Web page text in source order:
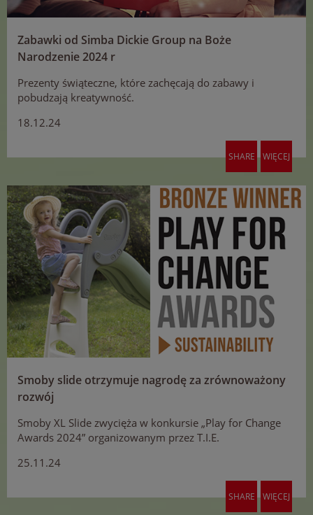
Zabawki od Simba Dickie Group na Boże
Narodzenie 2024 r
Prezenty świąteczne, które zachęcają do zabawy i
pobudzają kreatywność.
18.12.24
SHARE WIĘCEJ
Smoby slide otrzymuje nagrodę za zrównoważony
rozwój
Smoby XL Slide zwycięża w konkursie „Play for Change
Awards 2024” organizowanym przez T.I.E.
25.11.24
SHARE WIĘCEJ